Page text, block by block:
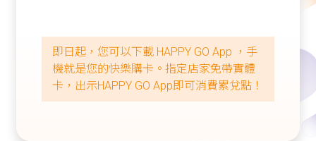
即日起，您可以下載 HAPPY GO App ，手
機就是您的快樂購卡。指定店家免帶實體
卡，出示HAPPY GO App即可消費累兌點！